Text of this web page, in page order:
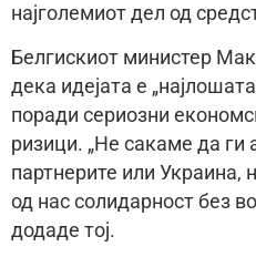
најголемиот дел од
Белгискиот министер
дека идејата е
поради сериозни
ризици. „Не сакаме да ги
партнерите или Украина,
од нас солидарност без
додаде тој.